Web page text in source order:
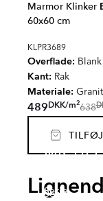
Marmor Klinker
60x60 cm
KLPR3689
Overflade: Blank
Kant: Rak
Materiale:
489DKK/m2638
Serie
Serie